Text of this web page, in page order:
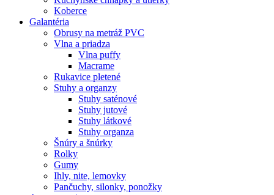
Koberce
Galantéria
Obrusy na metráž PVC
Vlna a priadza
Vlna puffy
Macrame
Rukavice pletené
Stuhy a organzy
Stuhy saténové
Stuhy jutové
Stuhy látkové
Stuhy organza
Šnúry a šnúrky
Rolky
Gumy
Ihly, nite, lemovky
Pančuchy, silonky, ponožky